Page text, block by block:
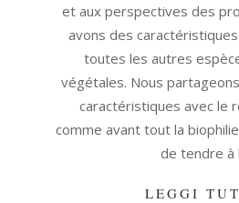
et aux perspectives des
avons des
toutes les autres
végétales. Nous
caractéristiques avec le
comme avant tout la
de tendre à
LEGGI